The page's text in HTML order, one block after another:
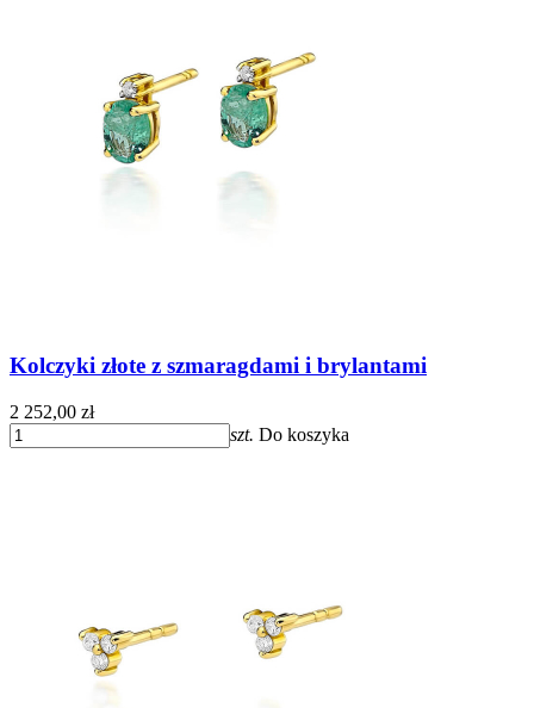
Kolczyki złote z szmaragdami i brylantami
2 252,00 zł
szt. Do koszyka